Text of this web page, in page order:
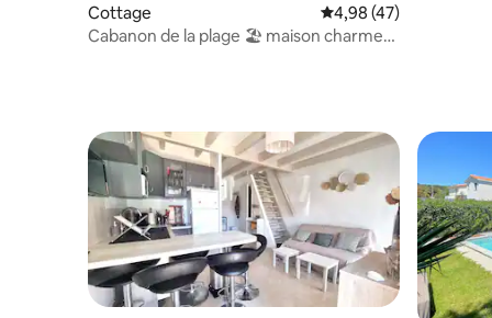
Cottage Évaluation moyenne
4,98 (47)
Cabanon de la plage 🏖 maison charme